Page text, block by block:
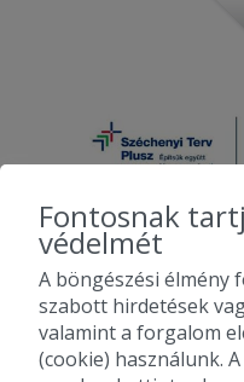
2010-2026 Copyright
Pizza, gyros, hamburger,
Fontosnak
védelmét
A böngészési élmény
szabott hirdetések
valamint a forgalom
(cookie) használunk.